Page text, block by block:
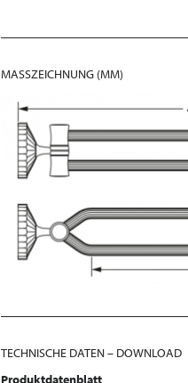
MASSZEICHNUNG (MM)
TECHNISCHE DATEN – DOWNLOAD
Produktdatenblatt